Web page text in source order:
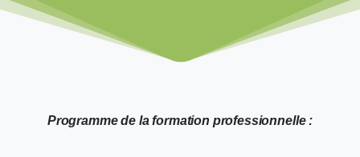
Programme de la formation professionnelle :